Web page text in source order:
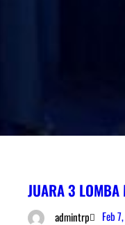
JUARA 3 LOMBA
admintrp Feb